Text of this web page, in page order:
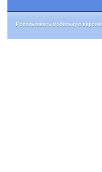
Использовать мобильную версию